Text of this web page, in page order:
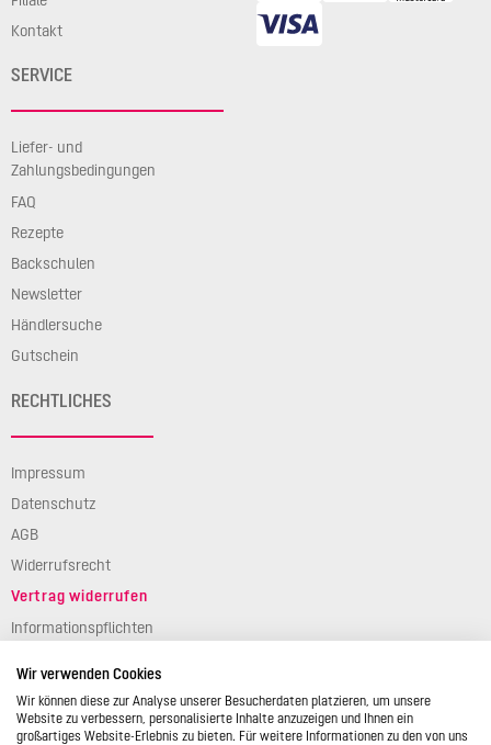
Kontakt
SERVICE
Liefer- und
Zahlungsbedingungen
FAQ
Rezepte
Backschulen
Newsletter
Händlersuche
Gutschein
RECHTLICHES
Impressum
Datenschutz
AGB
Widerrufsrecht
Vertrag widerrufen
Informationspflichten
Wir verwenden Cookies
Wir können diese zur Analyse unserer Besucherdaten platzieren, um unsere
Website zu verbessern, personalisierte Inhalte anzuzeigen und Ihnen ein
großartiges Website-Erlebnis zu bieten. Für weitere Informationen zu den von uns